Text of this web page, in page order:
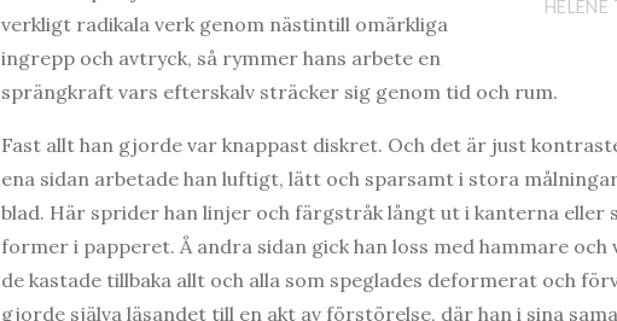
HELENE
verkligt radikala verk genom nästintill omärkliga
ingrepp och avtryck, så rymmer hans arbete en
sprängkraft vars efterskalv sträcker sig genom tid och rum.
Fast allt han gjorde var knappast diskret. Och det är just
ena sidan arbetade han luftigt, lätt och sparsamt i stora
blad. Här sprider han linjer och färgstråk långt ut i kanterna eller
former i papperet. Å andra sidan gick han loss med hammare
de kastade tillbaka allt och alla som speglades deformerat och
gjorde själva läsandet till en akt av förstörelse, där han i sina